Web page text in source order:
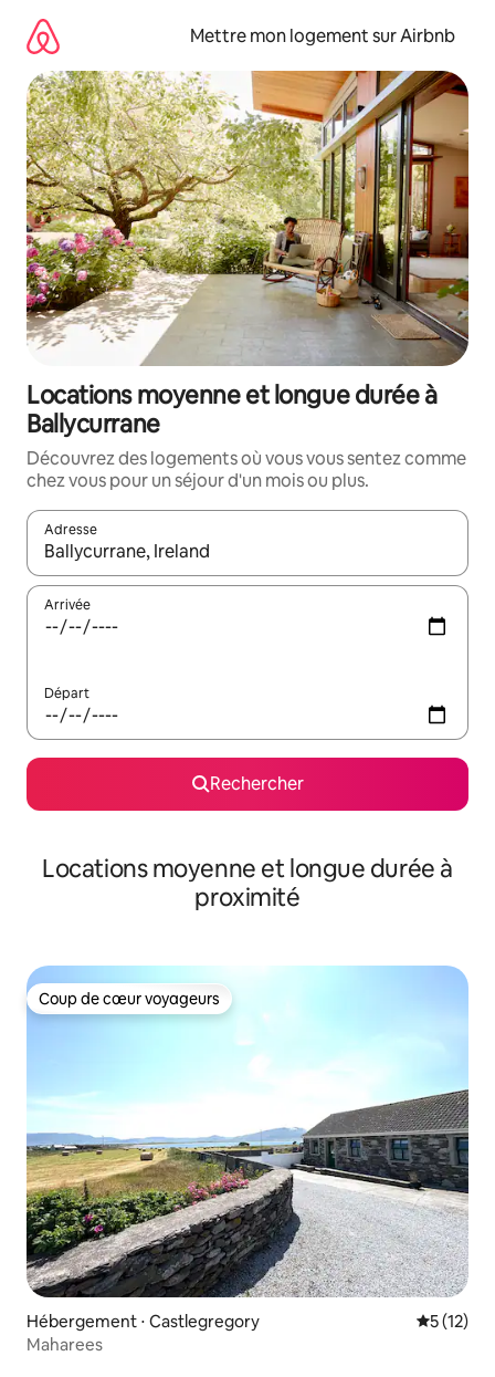
directement
contenu
Mettre mon logement sur Airbnb
Locations moyenne et longue durée à
Ballycurrane
Découvrez des logements où vous vous sentez comme
chez vous pour un séjour d'un mois ou plus.
Adresse
Lorsque les résultats s'affichent, utilisez les flèches vers le
Arrivée
Départ
Rechercher
Locations moyenne et longue durée à
proximité
Coup de cœur voyageurs
Coup de cœur voyageurs
Hébergement ⋅ Castlegregory
5 (12)
Maharees